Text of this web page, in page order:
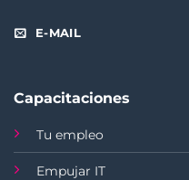
E-MAIL
Capacitaciones
Tu empleo
Empujar IT